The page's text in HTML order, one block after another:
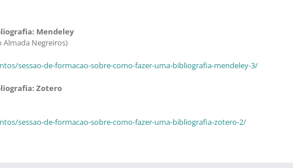
Mendeley
Almada Negreiros)
sessao-de-formacao-sobre-como-fazer-uma-bibliografia-mendeley-3/
Zotero
sessao-de-formacao-sobre-como-fazer-uma-bibliografia-zotero-2/